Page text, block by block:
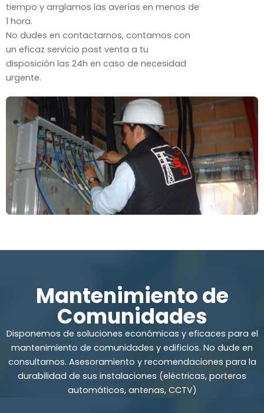
tiempo y arrglamos las averías en menos de
1 hora.
No dudes en contactarnos, contamos con
un eficaz servicio post venta a tu
disposición las 24h en caso de necesidad
urgente.
Mantenimiento de
Comunidades
Disponemos de soluciones económicas y eficaces para el
mantenimiento de comunidades y edificios. No dude en
consultarnos. Asesoramiento y recomendaciones para la
durabilidad de sus instalaciones (eléctricas, porteros
automáticos, antenas, CCTV)